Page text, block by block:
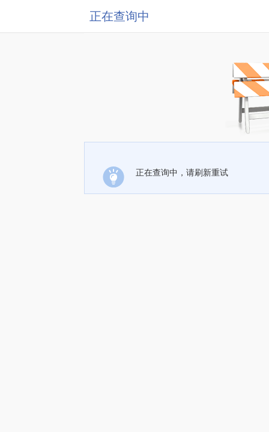
正在查询中
正在查询中，请刷新重试